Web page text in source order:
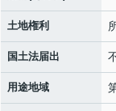
土地権利
国土法届出
用途地域